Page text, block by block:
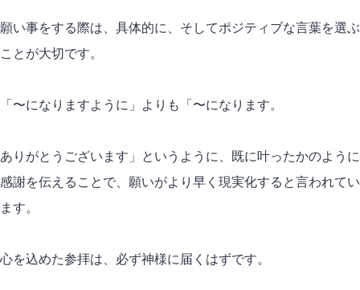
願い事をする際は、具体的に、そしてポジティブな言葉を選ぶ
ことが大切です。
「〜になりますように」よりも「〜になります。
ありがとうございます」というように、既に叶ったかのように
感謝を伝えることで、願いがより早く現実化すると言われてい
ます。
心を込めた参拝は、必ず神様に届くはずです。